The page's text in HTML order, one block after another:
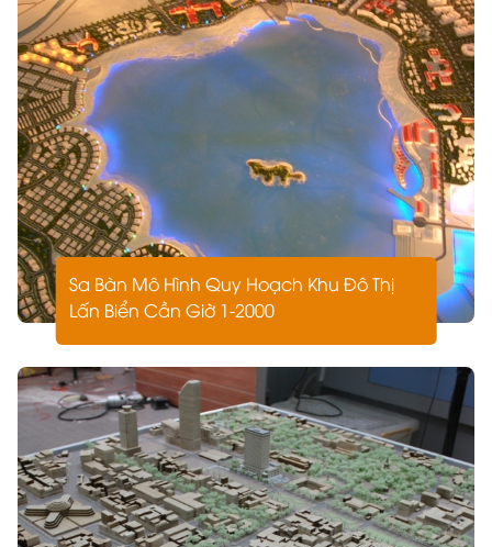
được tái hiện chân thực, thể hiện trình độ và tâm
huyết của người làm nghề.
Vai Trò Của Mô Hình Kiến Trúc Trong
Xây Dựng
Công cụ truyền đạt ý tưởng hiệu quả
Không phải ai cũng có thể đọc bản vẽ kỹ thuật. Một
mô hình kiến trúc đẹp giúp người xem dễ dàng hiểu
rõ bố cục, phong cách và công năng của công trình.
Hỗ trợ quá trình thi công và thiết kế
Mô hình giúp đội ngũ kỹ sư, nhà thầu dễ dàng hình
dung tổng thể để triển khai đúng thiết kế, hạn chế sai
sót trong thực tế.
Tăng giá trị trình bày và thuyết phục khách
hàng
Trong các buổi đấu thầu, triển lãm hay trình bày dự
án, một Mô Hình Kiến Trúc đẹp, chính xác sẽ là “vũ
khí” giúp chủ đầu tư tạo ấn tượng mạnh mẽ.
Sa Bàn Mô Hình Quy Hoạch Khu Đô Thị
Lấn Biển Cần Giờ 1-2000